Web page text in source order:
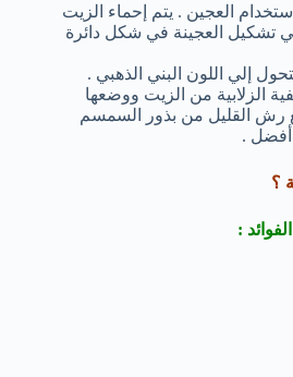
العجين . يتم إحماء الزيت
تشكيل العجينة في شكل دائرة
إلي اللون البني الذهبي .
الزلابية من الزيت ووضعها
رش القليل من بذور السمسم
.
؟
: